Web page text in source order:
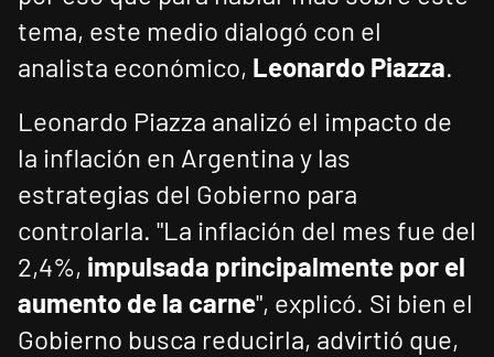
tema, este medio dialogó con el
analista económico, Leonardo Piazza.
Leonardo Piazza analizó el impacto de
la inflación en Argentina y las
estrategias del Gobierno para
controlarla. "La inflación del mes fue del
2,4%, impulsada principalmente por el
aumento de la carne", explicó. Si bien el
Gobierno busca reducirla, advirtió que,